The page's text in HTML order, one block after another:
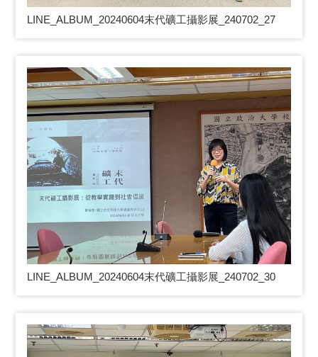
LINE_ALBUM_20240604末代礦工攝影展_240702_27
LINE_ALBUM_20240604末代礦工攝影展_240702_30